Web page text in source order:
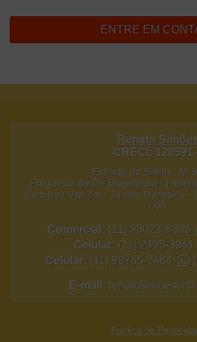
ENTRE EM
Renato
CRECI:
Estrada do Sabão, Nº
Freguesia do Ó / Brasilândia /
Pirituba / Vila Zat / Jardim Maristela -
000
Comercial: (11) 98023-8306
Celular: (11) 2495-3941
Celular: (11) 99765-7464
E-mail:
Política de